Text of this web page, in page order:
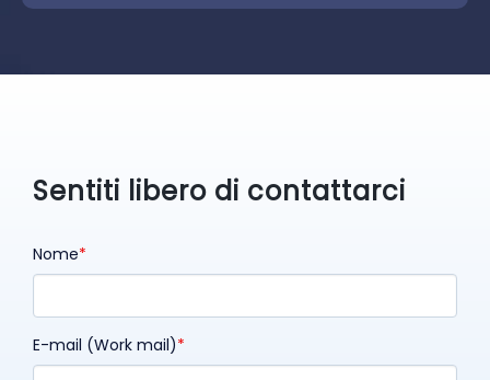
Sentiti libero di contattarci
Nome
E-mail (Work mail)